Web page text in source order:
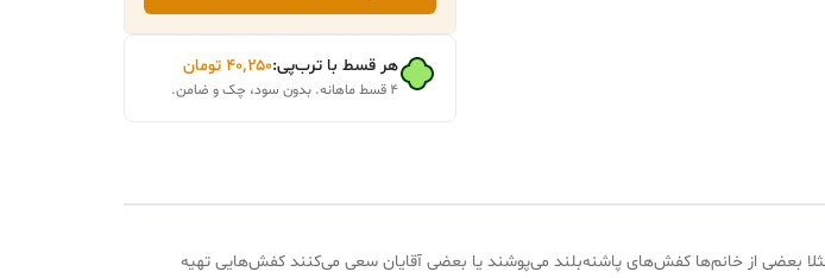
هر قسط با ترب‌پی:۴۰٬۲۵۰ تومان
۴ قسط ماهانه. بدون سود، چک و ضامن.
مثلا بعضی از خانم‌ها کفش‌های پاشنه‌بلند می‌پوشند یا بعضی آقایان سعی می‌کنند کفش‌هایی تهیه